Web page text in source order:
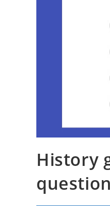
History